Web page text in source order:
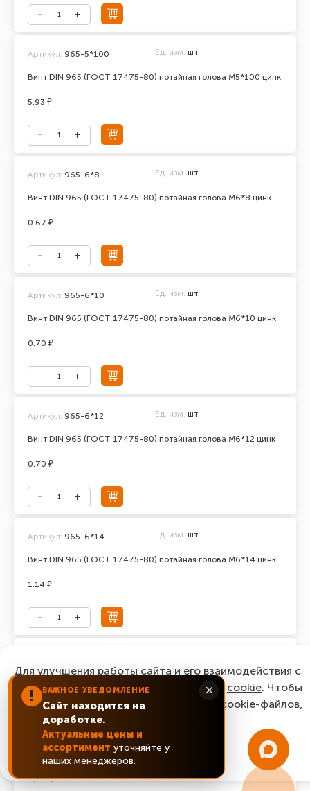
Винт DIN 965 (ГОСТ 17475-80) потайная голова М5*100 цинк
Артикул: 965-5*100 Ед. изм. шт.
5.93 ₽
Винт DIN 965 (ГОСТ 17475-80) потайная голова М6*8 цинк
Артикул: 965-6*8 Ед. изм. шт.
0.67 ₽
Винт DIN 965 (ГОСТ 17475-80) потайная голова М6*10 цинк
Артикул: 965-6*10 Ед. изм. шт.
0.70 ₽
Винт DIN 965 (ГОСТ 17475-80) потайная голова М6*12 цинк
Артикул: 965-6*12 Ед. изм. шт.
0.70 ₽
Винт DIN 965 (ГОСТ 17475-80) потайная голова М6*14 цинк
Артикул: 965-6*14 Ед. изм. шт.
1.14 ₽
Винт DIN 965 (ГОСТ 17475-80) потайная голова М6*16 цинк
0.87 ₽
Артикул: 965-6*20 Ед. изм. шт.
! ВАЖНОЕ УВЕДОМЛЕНИЕ
Сайт находится на
доработке.
Актуальные цены и
ассортимент уточняйте у
наших менеджеров.
×
Для улучшения работы сайта и его взаимодействия с
пользователями мы используем файлы cookie. Чтобы
согласиться с нашим использованием cookie-файлов,
нажмите “Ок, понятно!”
ОК, понятно!